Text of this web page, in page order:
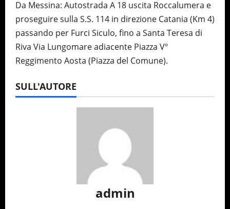
Da Messina: Autostrada A 18 uscita Roccalumera e
proseguire sulla S.S. 114 in direzione Catania (Km 4)
passando per Furci Siculo, fino a Santa Teresa di
Riva Via Lungomare adiacente Piazza Vº
Reggimento Aosta (Piazza del Comune).
SULL'AUTORE
admin